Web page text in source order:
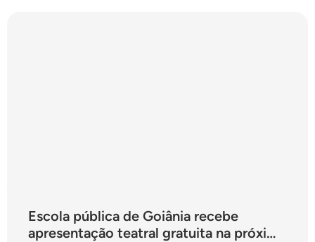
Escola pública de Goiânia recebe
apresentação teatral gratuita na próxima